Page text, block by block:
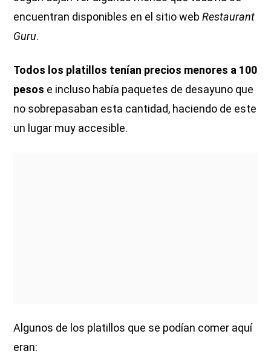
encuentran disponibles en el sitio webRestaurant
Guru.
Todos los platillos tenían precios menores a 100
pesos e incluso había paquetes de desayuno que
no sobrepasaban esta cantidad, haciendo de este
un lugar muy accesible.
Algunos de los platillos que se podían comer aquí
eran: